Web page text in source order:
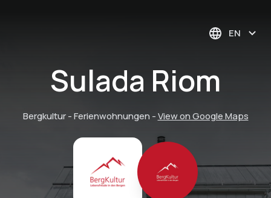
EN
Sulada Riom
Bergkultur - Ferienwohnungen -View on Google Maps